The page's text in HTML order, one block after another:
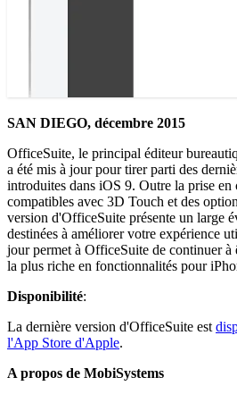
SAN DIEGO, décembre 2015
OfficeSuite, le principal éditeur
a été mis à jour pour tirer parti des
introduites dans iOS 9. Outre la prise en
compatibles avec 3D Touch et des
version d'OfficeSuite présente un large
destinées à améliorer votre expérience
jour permet à OfficeSuite de continuer à
la plus riche en fonctionnalités pour
Disponibilité:
La dernière version d'OfficeSuite est
l'App Store d'Apple.
A propos de MobiSystems